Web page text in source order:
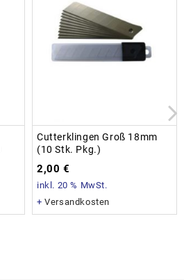
Cutterklingen Groß 18mm
(10 Stk. Pkg.)
2,00 €
inkl. 20 % MwSt.
+Versandkosten